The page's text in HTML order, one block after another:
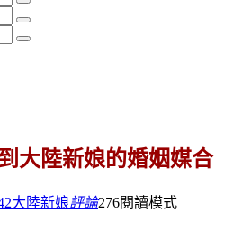
大陸新娘的婚姻媒合
大陸新娘評論276閱讀模式